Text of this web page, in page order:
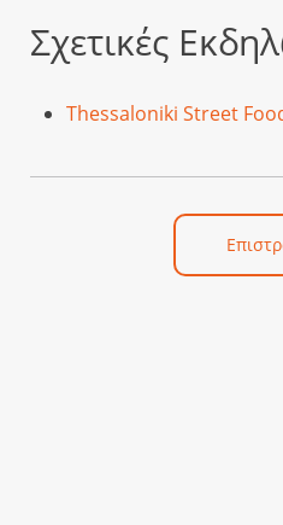
Σχετικές
Thessaloniki Street